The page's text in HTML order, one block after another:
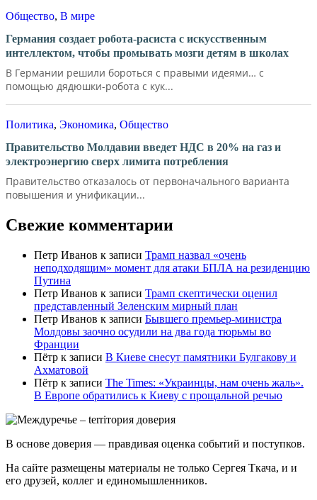
Свежие комментарии
Петр Иванов к записи Трамп назвал «очень
неподходящим» момент для атаки БПЛА на резиденцию
Путина
Петр Иванов к записи Трамп скептически оценил
представленный Зеленским мирный план
Петр Иванов к записи Бывшего премьер-министра
Молдовы заочно осудили на два года тюрьмы во
Франции
Пётр к записи В Киеве снесут памятники Булгакову и
Ахматовой
Пётр к записи Тhe Times: «Украинцы, нам очень жаль».
В Европе обратились к Киеву с прощальной речью
В основе доверия — правдивая оценка событий и поступков.
На сайте размещены материалы не только Сергея Ткача, и и
его друзей, коллег и единомышленников.